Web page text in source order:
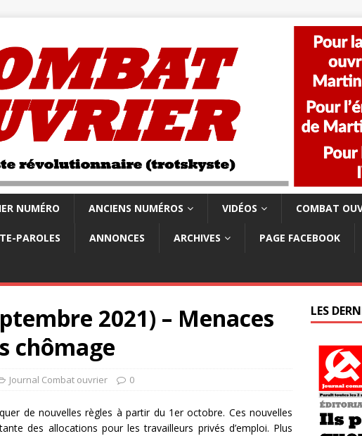
NUMÉRO ANCIENS NUMÉROS VIDÉOS COMBAT
PAROLES ANNONCES ARCHIVES PAGE FACEBOOK
2021) – Menaces
chômage
Journal Combat ouvrier 0
de nouvelles règles à partir du 1er octobre. Ces nouvelles
des allocations pour les travailleurs privés d’emploi. Plus
LES